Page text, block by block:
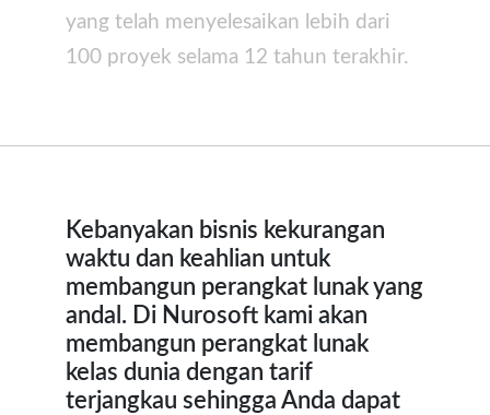
yang telah menyelesaikan lebih dari
100 proyek selama 12 tahun terakhir.
Kebanyakan bisnis kekurangan
waktu dan keahlian untuk
membangun perangkat lunak yang
andal. Di Nurosoft kami akan
membangun perangkat lunak
kelas dunia dengan tarif
terjangkau sehingga Anda dapat